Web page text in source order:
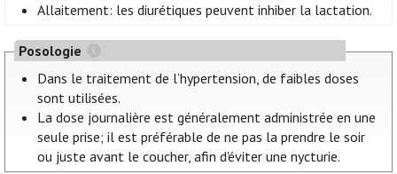
Allaitement: les diurétiques peuvent inhiber la lactation.
Posologie
Dans le traitement de l’hypertension, de faibles doses
sont utilisées.
La dose journalière est généralement administrée en une
seule prise; il est préférable de ne pas la prendre le soir
ou juste avant le coucher, afin d'éviter une nycturie.